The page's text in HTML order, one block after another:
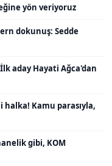
yön veriyoruz
dokunuş: Sedde
İlk aday Hayati Ağca'dan
halka! Kamu parasıyla,
gibi, KOM